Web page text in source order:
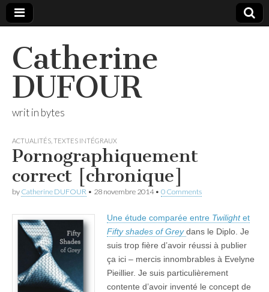
Catherine
DUFOUR
writ in bytes
ACTUALITÉS TEXTES INTÉGRAUX
Pornographiquement
correct [chronique]
by Catherine DUFOUR • 28 novembre 2014• 0 Comments
Une étude comparée entre Twilightet
Fifty shades of Greydans le Diplo. Je
suis trop fière d’avoir réussi à publier
ça ici – mercis innombrables à Evelyne
Pieillier. Je suis particulièrement
contente d’avoir inventé le concept de